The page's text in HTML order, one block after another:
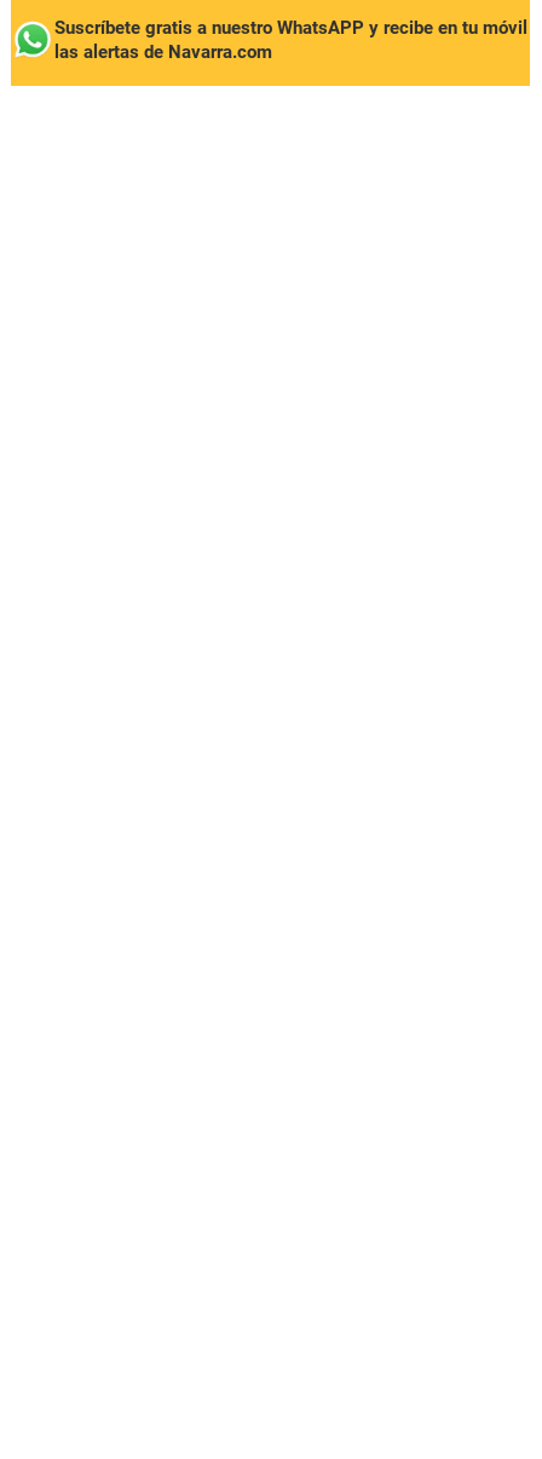
Suscríbete gratis a nuestro WhatsAPP y recibe en tu móvil
las alertas de Navarra.com